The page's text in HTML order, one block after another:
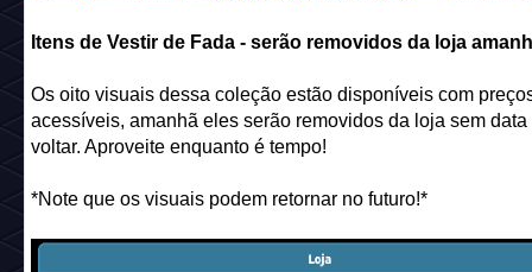
Itens de Vestir de Fada - serão removidos da loja
Os oito visuais dessa coleção estão disponíveis com
acessíveis, amanhã eles serão removidos da loja sem data
voltar. Aproveite enquanto é tempo!
*Note que os visuais podem retornar no futuro!*